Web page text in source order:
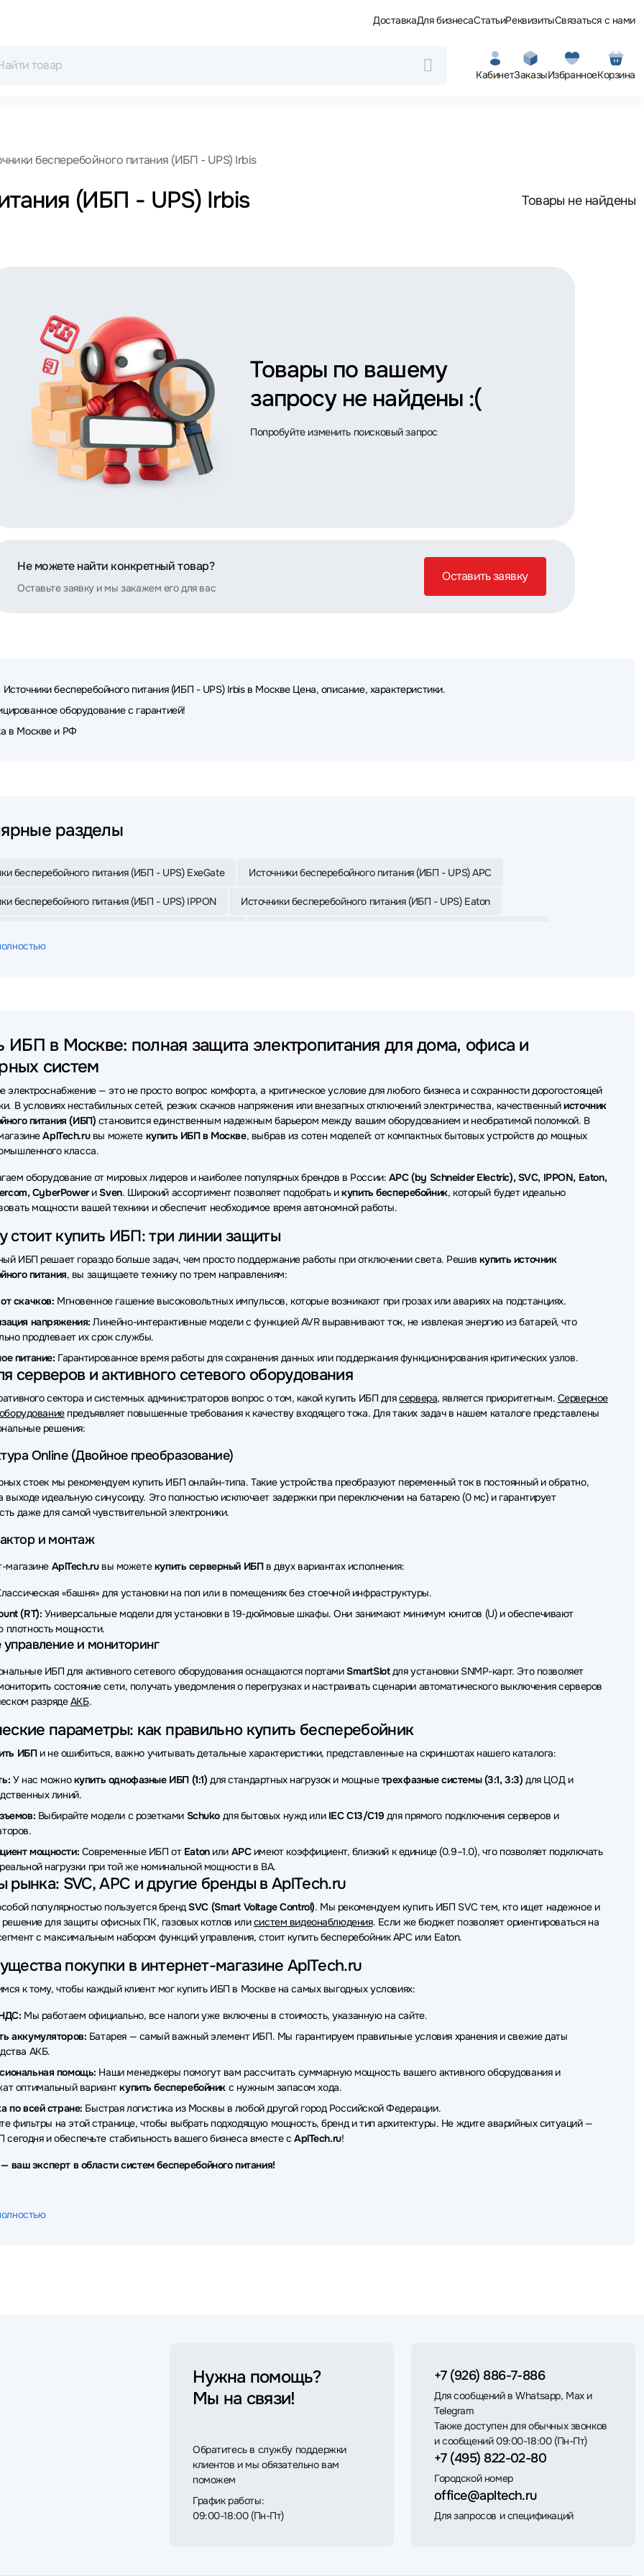
ДоставкаДля бизнесаСтатьиРеквизитыСвязаться с нами
КабинетЗаказыИзбранноеКорзина
бесперебойного питания (ИБП - UPS) Irbis
(ИБП - UPS) Irbis Товары не найдены
Товары по вашему
запросу не найдены :(
Попробуйте изменить поисковый запрос
Не можете найти конкретный товар?
Оставьте заявку и мы закажем его для вас
Оставить заявку
бесперебойного питания (ИБП - UPS) Irbis в Москве Цена, описание, характеристики.
оборудование с гарантией!
в Москве и РФ
разделы
бесперебойного питания (ИБП - UPS) ExeGate Источники бесперебойного питания (ИБП - UPS) APC
бесперебойного питания (ИБП - UPS) IPPON Источники бесперебойного питания (ИБП - UPS) Eaton
бесперебойного питания (ИБП - UPS) Delta Источники бесперебойного питания (ИБП - UPS) Штиль
бесперебойного питания (ИБП - UPS) SNR
бесперебойного питания (ИБП - UPS) SMARTWATT Источники бесперебойного питания (ИБП - UPS) ITK
бесперебойного питания (ИБП - UPS) Vertiv Источники бесперебойного питания (ИБП - UPS) Legrand
бесперебойного питания (ИБП - UPS) Связь инжиниринг
бесперебойного питания (ИБП - UPS) ELTENA Источники бесперебойного питания (ИБП - UPS) ACD
бесперебойного питания (ИБП - UPS) Astergo Источники бесперебойного питания (ИБП - UPS) ADC
бесперебойного питания (ИБП - UPS) Raskat Источники бесперебойного питания (ИБП - UPS) Borri
бесперебойного питания (ИБП - UPS) DKC Источники бесперебойного питания (ИБП - UPS) Delta Battery
бесперебойного питания (ИБП - UPS) 2E Источники бесперебойного питания (ИБП - UPS) VOLTA
бесперебойного питания (ИБП - UPS) Сайбер Электро
бесперебойного питания (ИБП - UPS) Источники бесперебойного питания (ИБП - UPS) CBR
бесперебойного питания (ИБП - UPS) Hikvision Источники бесперебойного питания (ИБП - UPS) ABB
бесперебойного питания (ИБП - UPS) Crusader
бесперебойного питания (ИБП - UPS) OPTIMA Источники бесперебойного питания (ИБП - UPS) Irbis
бесперебойного питания (ИБП - UPS) HIDEN EXPERT Источники бесперебойного питания (ИБП - UPS) Norden
бесперебойного питания (ИБП - UPS) NJoy
бесперебойного питания (ИБП - UPS) CROWN micro Источники бесперебойного питания (ИБП - UPS) CROWN
бесперебойного питания (ИБП - UPS) Dimprom Источники бесперебойного питания (ИБП - UPS) Парус Электро
ИБП в Москве: полная защита электропитания для дома, офиса и
систем
электроснабжение — это не просто вопрос комфорта, а критическое условие для любого бизнеса и сохранности дорогостоящей
В условиях нестабильных сетей, резких скачков напряжения или внезапных отключений электричества, качественныйисточник
питания (ИБП) становится единственным надежным барьером между вашим оборудованием и необратимой поломкой. В
AplTech.ruвы можете купить ИБП в Москве, выбрав из сотен моделей: от компактных бытовых устройств до мощных
класса.
оборудование от мировых лидеров и наиболее популярных брендов в России: APC (by Schneider Electric), SVC, IPPON, Eaton,
CyberPowerиSven. Широкий ассортимент позволяет подобрать икупить бесперебойник, который будет идеально
мощности вашей техники и обеспечит необходимое время автономной работы.
стоит купить ИБП: три линии защиты
ИБП решает гораздо больше задач, чем просто поддержание работы при отключении света. Решив купить источник
питания, вы защищаете технику по трем направлениям:
скачков: Мгновенное гашение высоковольтных импульсов, которые возникают при грозах или авариях на подстанциях.
напряжения: Линейно-интерактивные модели с функцией AVR выравнивают ток, не извлекая энергию из батарей, что
продлевает их срок службы.
питание: Гарантированное время работы для сохранения данных или поддержания функционирования критических узлов.
серверов и активного сетевого оборудования
сектора и системных администраторов вопрос о том, какой купить ИБП длясервера, является приоритетным. Серверное
предъявляет повышенные требования к качеству входящего тока. Для таких задач в нашем каталоге представлены
решения:
Online (Двойное преобразование)
стоек мы рекомендуем купить ИБП онлайн-типа. Такие устройства преобразуют переменный ток в постоянный и обратно,
выходе идеальную синусоиду. Это полностью исключает задержки при переключении на батарею (0 мс) и гарантирует
даже для самой чувствительной электроники.
и монтаж
магазине AplTech.ruвы можетекупить серверный ИБПв двух вариантах исполнения:
«башня» для установки на пол или в помещениях без стоечной инфраструктуры.
(RT): Универсальные модели для установки в 19-дюймовые шкафы. Они занимают минимум юнитов (U) и обеспечивают
плотность мощности.
управление и мониторинг
ИБП для активного сетевого оборудования оснащаются портамиSmartSlotдля установки SNMP-карт. Это позволяет
состояние сети, получать уведомления о перегрузках и настраивать сценарии автоматического выключения серверов
разрядеАКБ.
параметры: как правильно купить бесперебойник
ИБПи не ошибиться, важно учитывать детальные характеристики, представленные на скриншотах нашего каталога:
У нас можнокупить однофазные ИБП (1:1) для стандартных нагрузок и мощныетрехфазные системы (3:1, 3:3) для ЦОД и
линий.
Выбирайте модели с розетками Schukoдля бытовых нужд или IEC C13/C19 для прямого подключения серверов и
мощности: Современные ИБП от Eatonили APCимеют коэффициент, близкий к единице (0.9–1.0), что позволяет подключать
нагрузки при той же номинальной мощности в ВА.
рынка: SVC, APC и другие бренды в AplTech.ru
популярностью пользуется брендSVC (Smart Voltage Control). Мы рекомендуем купить ИБП SVC тем, кто ищет надежное и
решение для защиты офисных ПК, газовых котлов илисистем видеонаблюдения. Если же бюджет позволяет ориентироваться на
с максимальным набором функций управления, стоит купить бесперебойник APC или Eaton.
покупки в интернет-магазине AplTech.ru
к тому, чтобы каждый клиент мог купить ИБП в Москве на самых выгодных условиях:
Мы работаем официально, все налоги уже включены в стоимость, указанную на сайте.
аккумуляторов: Батарея — самый важный элемент ИБП. Мы гарантируем правильные условия хранения и свежие даты
АКБ.
помощь: Наши менеджеры помогут вам рассчитать суммарную мощность вашего активного оборудования и
оптимальный варианткупить бесперебойникс нужным запасом хода.
по всей стране: Быстрая логистика из Москвы в любой другой город Российской Федерации.
фильтры на этой странице, чтобы выбрать подходящую мощность, бренд и тип архитектуры. Не ждите аварийных ситуаций —
сегодня и обеспечьте стабильность вашего бизнеса вместе сAplTech.ru!
ваш эксперт в области систем бесперебойного питания!
Нужна помощь?
Мы на связи!
Обратитесь в службу поддержки
клиентов и мы обязательно вам
поможем
График работы:
09:00-18:00 (Пн-Пт)
+7 (926) 886-7-886
Для сообщений в Whatsapp, Max и
Telegram
Также доступен для обычных звонков
и сообщений 09:00-18:00 (Пн-Пт)
+7 (495) 822-02-80
Городской номер
office@apltech.ru
Для запросов и спецификаций